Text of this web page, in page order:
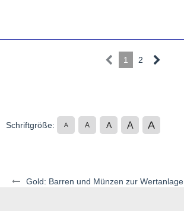
Gold: Barren und Münzen zur Wertanlage
1 2
Schriftgröße: A A A A A